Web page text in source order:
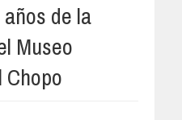
de la
Museo